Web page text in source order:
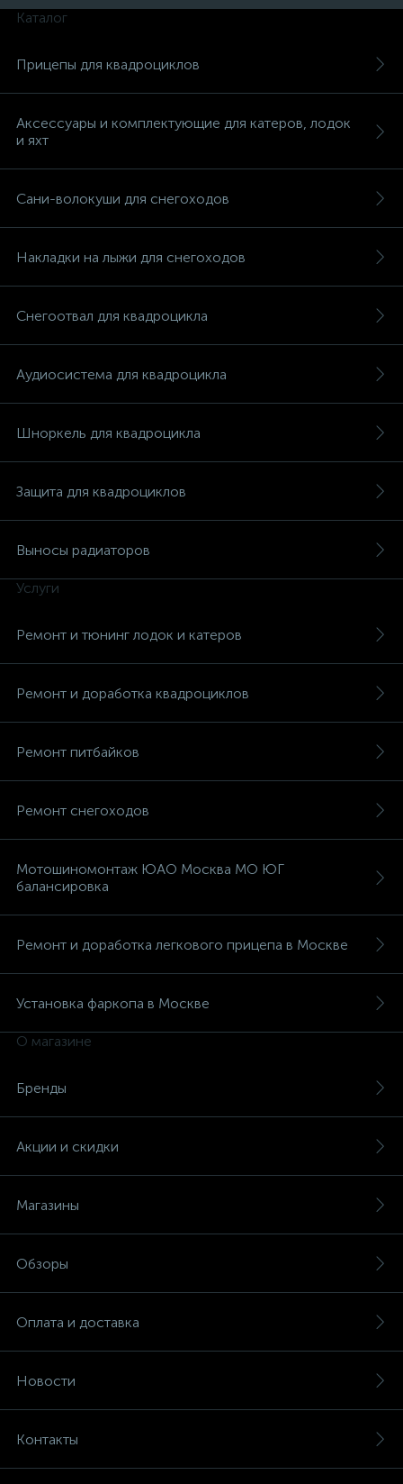
Каталог
Прицепы для квадроциклов
Аксессуары и комплектующие для катеров, лодок
и яхт
Сани-волокуши для снегоходов
Накладки на лыжи для снегоходов
Снегоотвал для квадроцикла
Аудиосистема для квадроцикла
Шноркель для квадроцикла
Защита для квадроциклов
Выносы радиаторов
Услуги
Ремонт и тюнинг лодок и катеров
Ремонт и доработка квадроциклов
Ремонт питбайков
Ремонт снегоходов
Мотошиномонтаж ЮАО Москва МО ЮГ
балансировка
Ремонт и доработка легкового прицепа в Москве
Установка фаркопа в Москве
О магазине
Бренды
Акции и скидки
Магазины
Обзоры
Оплата и доставка
Новости
Контакты